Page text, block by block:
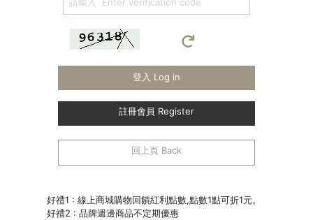
登入 Log in
註冊會員 Register
回上頁 Back
好禮1 : 線上商城購物回饋紅利點數,點數1點可折1元。
好禮2 : 品牌週邊商品不定期優惠